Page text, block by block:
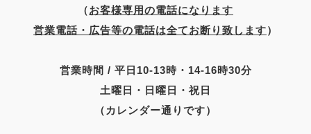
（お客様専用の電話になります
営業電話・広告等の電話は全てお断り致します）
営業時間 / 平日10-13時・14-16時30分
土曜日・日曜日・祝日
（カレンダー通りです）